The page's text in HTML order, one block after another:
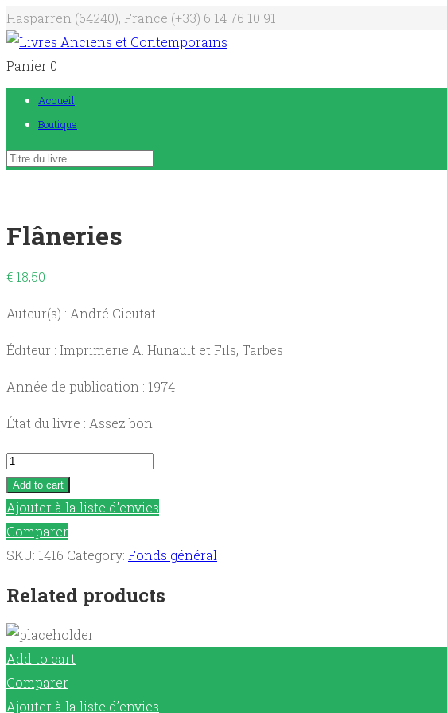
Hasparren (64240), France (+33) 6 14 76 10 91
Panier 0
Accueil
Boutique
Flâneries
€ 18,50
Auteur(s) : André Cieutat
Éditeur : Imprimerie A. Hunault et Fils, Tarbes
Année de publication : 1974
État du livre : Assez bon
Flâneries
quantity
Add to cart
Ajouter à la liste d’envies
Comparer
SKU: 1416 Category: Fonds général
Related products
Add to cart
Comparer
Ajouter à la liste d’envies